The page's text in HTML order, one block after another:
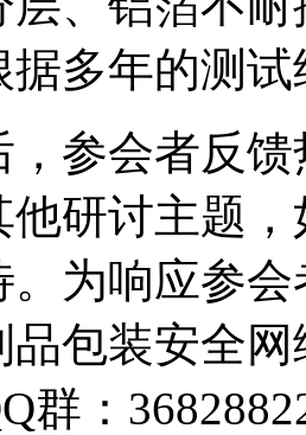
据多年的测
，参会者反
他研讨主题
。为响应参
品包装安全
群：